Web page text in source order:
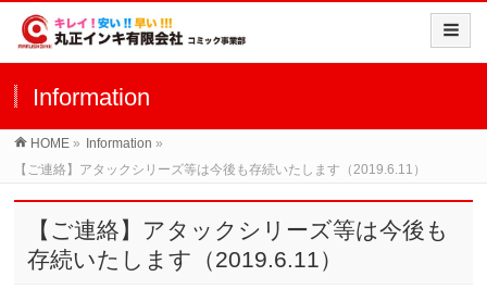
Information
HOME » Information »
【ご連絡】アタックシリーズ等は今後も存続いたします（2019.6.11）
【ご連絡】アタックシリーズ等は今後も
存続いたします（2019.6.11）